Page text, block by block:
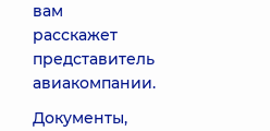
вам
расскажет
представитель
авиакомпании.
Документы,